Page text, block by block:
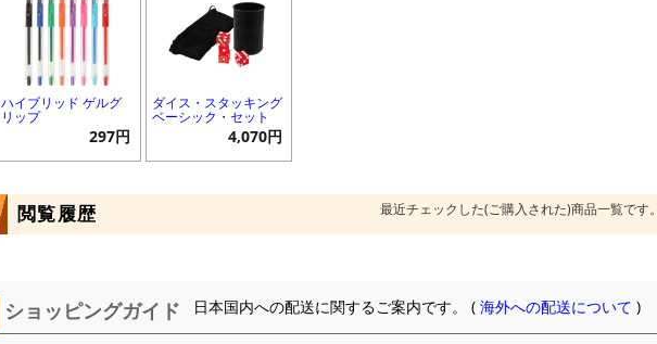
ハイブリッド ゲルグ
リップ
297円
ダイス・スタッキング
ベーシック・セット
4,070円
閲覧履歴 最近チェックした(ご購入された)商品一覧です。
ショッピングガイド 日本国内への配送に関するご案内です。 (海外への配送について )